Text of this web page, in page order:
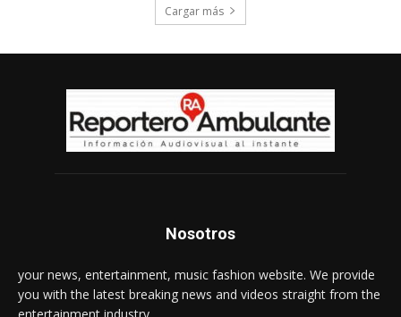
Cargar más
Nosotros
your news, entertainment, music fashion website. We provide
you with the latest breaking news and videos straight from the
entertainment industry.